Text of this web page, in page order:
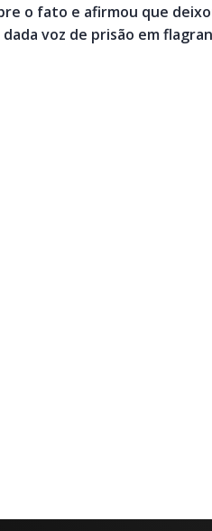
o fato e afirmou que
dada voz de prisão em